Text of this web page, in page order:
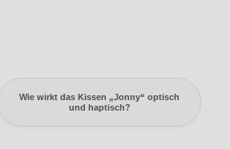
Wie wirkt das Kissen „Jonny“ optisch
und haptisch?